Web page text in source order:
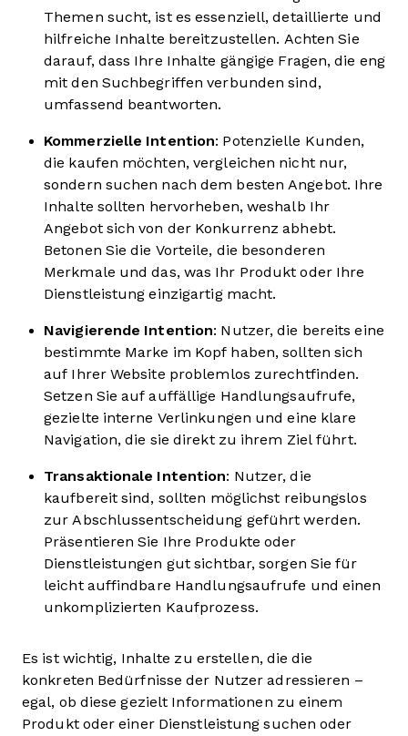
Themen sucht, ist es essenziell, detaillierte und
hilfreiche Inhalte bereitzustellen. Achten Sie
darauf, dass Ihre Inhalte gängige Fragen, die eng
mit den Suchbegriffen verbunden sind,
umfassend beantworten.
Kommerzielle Intention: Potenzielle Kunden,
die kaufen möchten, vergleichen nicht nur,
sondern suchen nach dem besten Angebot. Ihre
Inhalte sollten hervorheben, weshalb Ihr
Angebot sich von der Konkurrenz abhebt.
Betonen Sie die Vorteile, die besonderen
Merkmale und das, was Ihr Produkt oder Ihre
Dienstleistung einzigartig macht.
Navigierende Intention: Nutzer, die bereits eine
bestimmte Marke im Kopf haben, sollten sich
auf Ihrer Website problemlos zurechtfinden.
Setzen Sie auf auffällige Handlungsaufrufe,
gezielte interne Verlinkungen und eine klare
Navigation, die sie direkt zu ihrem Ziel führt.
Transaktionale Intention: Nutzer, die
kaufbereit sind, sollten möglichst reibungslos
zur Abschlussentscheidung geführt werden.
Präsentieren Sie Ihre Produkte oder
Dienstleistungen gut sichtbar, sorgen Sie für
leicht auffindbare Handlungsaufrufe und einen
unkomplizierten Kaufprozess.
Es ist wichtig, Inhalte zu erstellen, die die
konkreten Bedürfnisse der Nutzer adressieren –
egal, ob diese gezielt Informationen zu einem
Produkt oder einer Dienstleistung suchen oder